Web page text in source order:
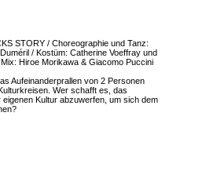
STORY / Choreographie und Tanz:
/ Kostüm: Catherine Voeffray und
Hiroe Morikawa & Giacomo Puccini
Aufeinanderprallen von 2 Personen
Wer schafft es, das
Kultur abzuwerfen, um sich dem